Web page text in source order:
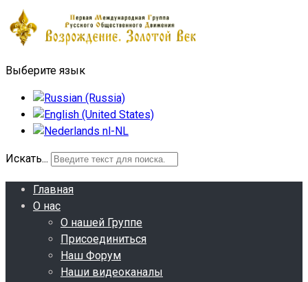
Выберите язык
Искать...
Главная
О нас
О нашей Группе
Присоединиться
Наш Форум
Наши видеоканалы